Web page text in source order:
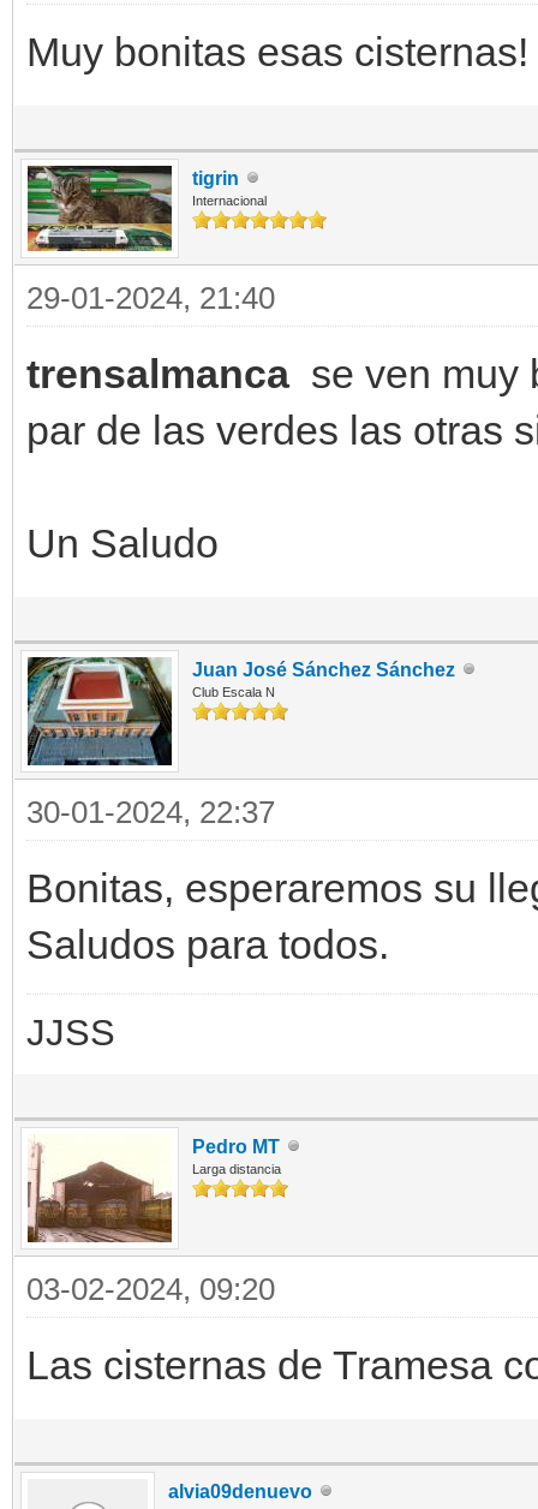
Muy bonitas esas cisternas!
tigrin
Internacional
29-01-2024, 21:40
trensalmancase ven muy
par de las verdes las otras
Un Saludo
Juan José Sánchez Sánchez
Club Escala N
30-01-2024, 22:37
Bonitas, esperaremos su
Saludos para todos.
JJSS
Pedro MT
Larga distancia
03-02-2024, 09:20
Las cisternas de Tramesa
alvia09denuevo